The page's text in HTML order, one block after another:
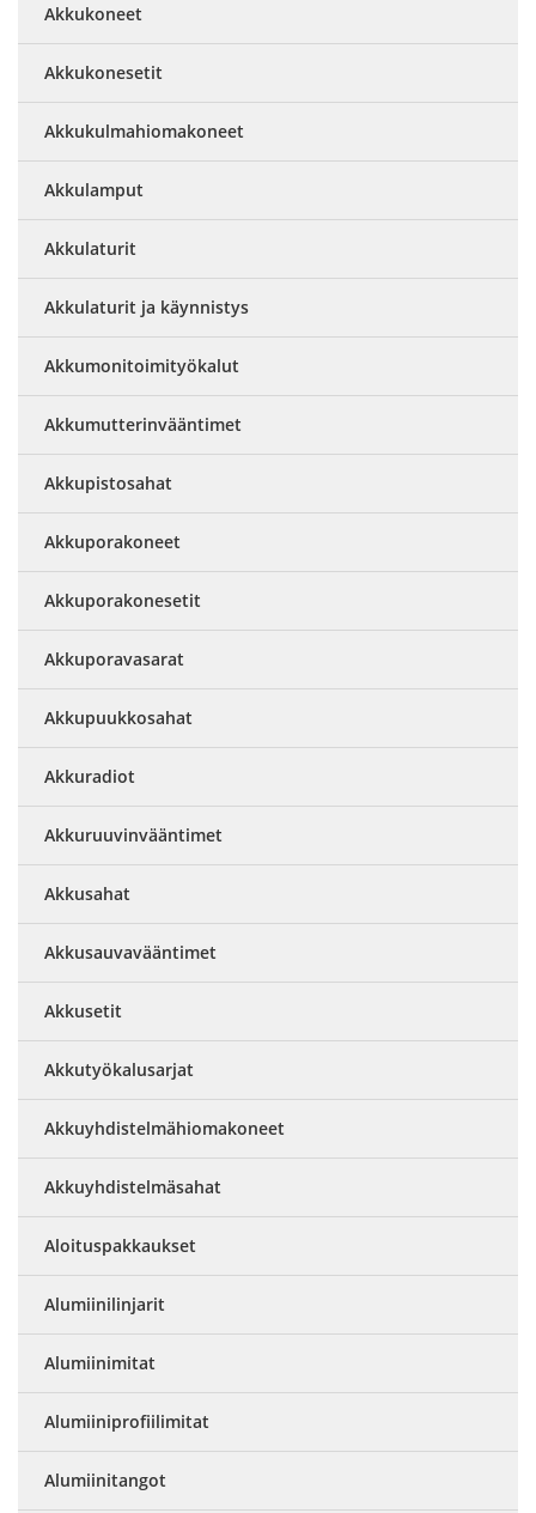
Akkukoneet
Akkukonesetit
Akkukulmahiomakoneet
Akkulamput
Akkulaturit
Akkulaturit ja käynnistys
Akkumonitoimityökalut
Akkumutterinvääntimet
Akkupistosahat
Akkuporakoneet
Akkuporakonesetit
Akkuporavasarat
Akkupuukkosahat
Akkuradiot
Akkuruuvinvääntimet
Akkusahat
Akkusauvavääntimet
Akkusetit
Akkutyökalusarjat
Akkuyhdistelmähiomakoneet
Akkuyhdistelmäsahat
Aloituspakkaukset
Alumiinilinjarit
Alumiinimitat
Alumiiniprofiilimitat
Alumiinitangot